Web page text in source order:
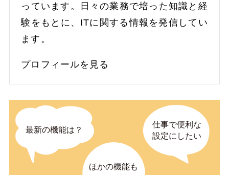
っています。日々の業務で培った知識と経
験をもとに、ITに関する情報を発信してい
ます。
プロフィールを見る